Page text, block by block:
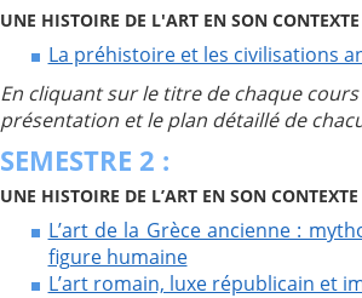
UNE HISTOIRE DE L'ART EN SON CONTEXTE
La préhistoire et les civilisations
En cliquant sur le titre de chaque
présentation et le plan détaillé de
SEMESTRE 2 :
UNE HISTOIRE DE L’ART EN SON CONTEXTE
L’art de la Grèce ancienne :
figure humaine
L’art romain, luxe républicain et